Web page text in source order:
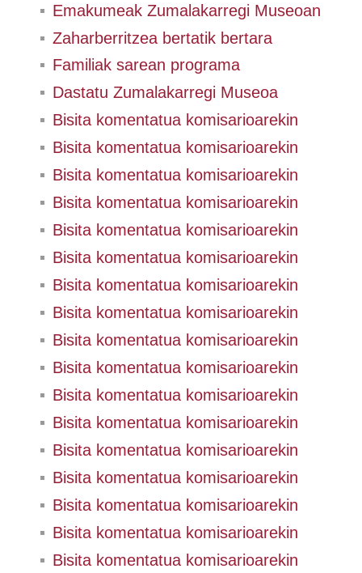
Emakumeak Zumalakarregi Museoan
Zaharberritzea bertatik bertara
Familiak sarean programa
Dastatu Zumalakarregi Museoa
Bisita komentatua komisarioarekin
Bisita komentatua komisarioarekin
Bisita komentatua komisarioarekin
Bisita komentatua komisarioarekin
Bisita komentatua komisarioarekin
Bisita komentatua komisarioarekin
Bisita komentatua komisarioarekin
Bisita komentatua komisarioarekin
Bisita komentatua komisarioarekin
Bisita komentatua komisarioarekin
Bisita komentatua komisarioarekin
Bisita komentatua komisarioarekin
Bisita komentatua komisarioarekin
Bisita komentatua komisarioarekin
Bisita komentatua komisarioarekin
Bisita komentatua komisarioarekin
Bisita komentatua komisarioarekin